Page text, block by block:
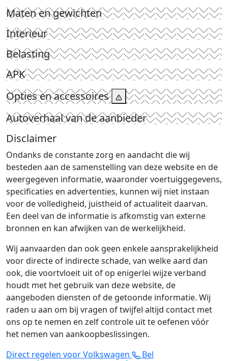
Maten en gewichten
Interieur
Belasting
APK
Opties en accessoires
Autoverhaal van de aanbieder
Disclaimer
Ondanks de constante zorg en aandacht die wij
besteden aan de samenstelling van deze website en de
weergegeven informatie, waaronder voertuiggegevens,
specificaties en advertenties, kunnen wij niet instaan
voor de volledigheid, juistheid of actualiteit daarvan.
Een deel van de informatie is afkomstig van externe
bronnen en kan afwijken van de werkelijkheid.
Wij aanvaarden dan ook geen enkele aansprakelijkheid
voor directe of indirecte schade, van welke aard dan
ook, die voortvloeit uit of op enigerlei wijze verband
houdt met het gebruik van deze website, de
aangeboden diensten of de getoonde informatie. Wij
raden u aan om bij vragen of twijfel altijd contact met
ons op te nemen en zelf controle uit te oefenen vóór
het nemen van aankoopbeslissingen.
Direct regelen voor Volkswagen
Bel